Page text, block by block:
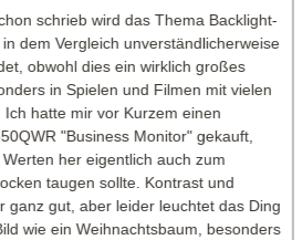
schrieb wird das Thema Backlight-
dem Vergleich unverständlicherweise
obwohl dies ein wirklich großes
in Spielen und Filmen mit vielen
Ich hatte mir vor Kurzem einen
"Business Monitor" gekauft,
her eigentlich auch zum
taugen sollte. Kontrast und
ganz gut, aber leider leuchtet das Ding
wie ein Weihnachtsbaum, besonders